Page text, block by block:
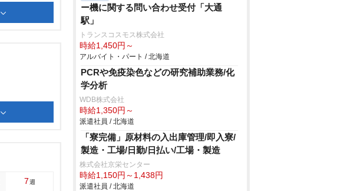
7週
ー機に関する問い合わせ受付「大通
駅」
トランスコスモス株式会社
時給1,450円～
アルバイト・パート / 北海道
PCRや免疫染色などの研究補助業務/化
学分析
WDB株式会社
時給1,350円～
派遣社員 / 北海道
「寮完備」原材料の入出庫管理/即入寮/
製造・工場/日勤/日払い/工場・製造
株式会社京栄センター
時給1,150円～1,438円
派遣社員 / 北海道